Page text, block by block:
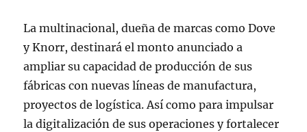
La multinacional, dueña de marcas como Dove
y Knorr, destinará el monto anunciado a
ampliar su capacidad de producción de sus
fábricas con nuevas líneas de manufactura,
proyectos de logística. Así como para impulsar
la digitalización de sus operaciones y fortalecer